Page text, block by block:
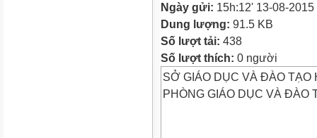
Ngày gửi: 15h:12' 13-08-2015
Dung lượng: 91.5 KB
Số lượt tải: 438
Số lượt thích: 0 người
SỞ GIÁO DỤC VÀ ĐÀO TẠO
PHÒNG GIÁO DỤC VÀ ĐÀO